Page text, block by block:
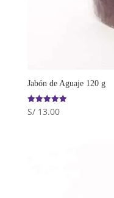
Jabón de Aguaje 120 g
Valorado
con
S/13.00